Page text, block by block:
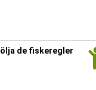
de fiskeregler